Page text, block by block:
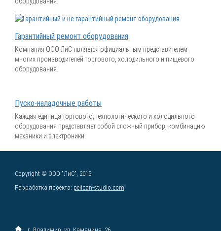
Гарантийный ремонт оборудования
Компания ООО ЛиС является официальным представителем
многих производителей торгового, холодильного и пищевого
оборудования.
Пуско-наладочные работы
Каждая единица торгового, технологического и холодильного
оборудования представляет собой сложный прибор, комбинацию
механики и электроники.
Copyright © ООО "ЛиС", 2015
Разработка проекта: pelican-studio.com